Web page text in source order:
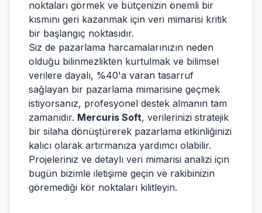
noktaları görmek ve bütçenizin önemli bir
kısmını geri kazanmak için veri mimarisi kritik
bir başlangıç noktasıdır.
Siz de pazarlama harcamalarınızın neden
olduğu bilinmezlikten kurtulmak ve bilimsel
verilere dayalı, %40'a varan tasarruf
sağlayan bir pazarlama mimarisine geçmek
istiyorsanız, profesyonel destek almanın tam
zamanıdır. Mercuris Soft, verilerinizi stratejik
bir silaha dönüştürerek pazarlama etkinliğinizi
kalıcı olarak artırmanıza yardımcı olabilir.
Projeleriniz ve detaylı veri mimarisi analizi için
bugün bizimle iletişime geçin ve rakibinizin
göremediği kör noktaları kilitleyin.